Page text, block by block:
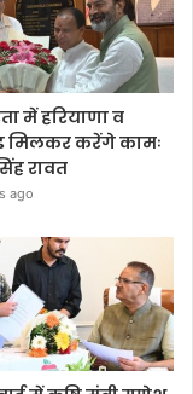
में हरियाणा व
मिलकर करेंगे कामः
रावत
ago